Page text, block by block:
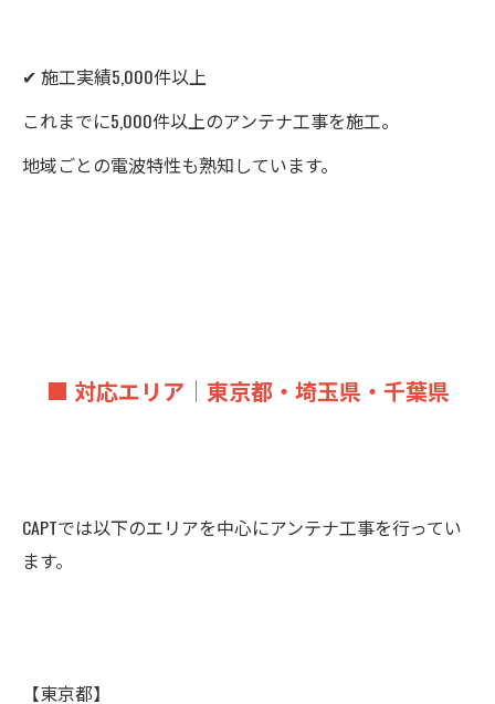
✔ 施工実績5,000件以上
これまでに5,000件以上のアンテナ工事を施工。
地域ごとの電波特性も熟知しています。
■ 対応エリア｜東京都・埼玉県・千葉県
CAPTでは以下のエリアを中心にアンテナ工事を行ってい
ます。
【東京都】